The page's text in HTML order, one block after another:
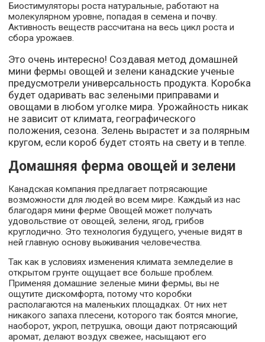
Биостимуляторы роста натуральные, работают на
молекулярном уровне, попадая в семена и почву.
Активность веществ рассчитана на весь цикл роста и
сбора урожаев.
Это очень интересно! Создавая метод домашней
мини фермы овощей и зелени канадские ученые
предусмотрели универсальность продукта. Коробка
будет одаривать вас зелеными приправами и
овощами в любом уголке мира. Урожайность никак
не зависит от климата, географического
положения, сезона. Зелень вырастет и за полярным
кругом, если короб будет стоять на свету и в тепле.
Домашняя ферма овощей и зелени
Канадская компания предлагает потрясающие
возможности для людей во всем мире. Каждый из нас
благодаря мини ферме Овощей может получать
удовольствие от овощей, зелени, ягод, грибов
круглодично. Это технология будущего, ученые видят в
ней главную основу выживания человечества.
Так как в условиях изменения климата земледелие в
открытом грунте ощущает все больше проблем.
Применяя домашние зеленые мини фермы, вы не
ощутите дискомфорта, потому что коробки
располагаются на маленьких площадках. От них нет
никакого запаха плесени, которого так боятся многие,
наоборот, укроп, петрушка, овощи дают потрясающий
аромат, делают воздух свежее, насыщают его